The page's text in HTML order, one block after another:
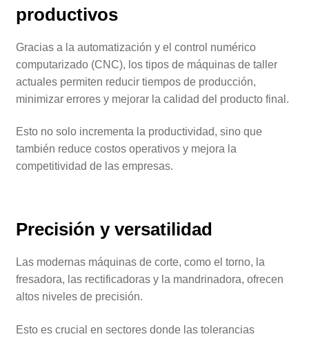
productivos
Gracias a la automatización y el control numérico
computarizado (CNC), los tipos de máquinas de taller
actuales permiten reducir tiempos de producción,
minimizar errores y mejorar la calidad del producto final.
Esto no solo incrementa la productividad, sino que
también reduce costos operativos y mejora la
competitividad de las empresas.
Precisión y versatilidad
Las modernas máquinas de corte, como el torno, la
fresadora, las rectificadoras y la mandrinadora, ofrecen
altos niveles de precisión.
Esto es crucial en sectores donde las tolerancias